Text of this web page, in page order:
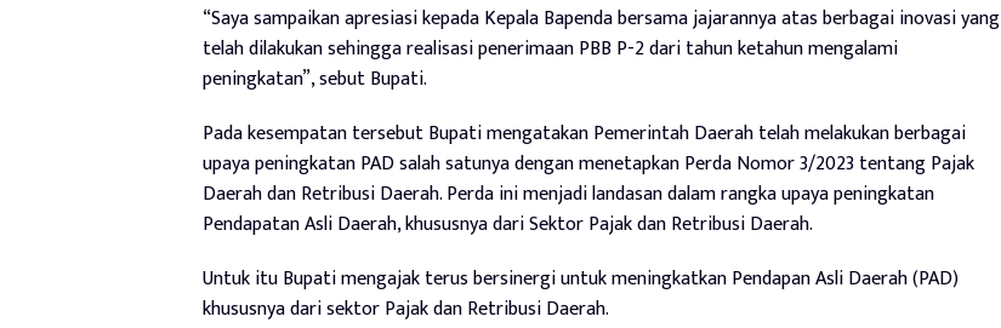
“Saya sampaikan apresiasi kepada Kepala Bapenda bersama jajarannya atas berbagai inovasi yang
telah dilakukan sehingga realisasi penerimaan PBB P-2 dari tahun ketahun mengalami
peningkatan”, sebut Bupati.
Pada kesempatan tersebut Bupati mengatakan Pemerintah Daerah telah melakukan berbagai
upaya peningkatan PAD salah satunya dengan menetapkan Perda Nomor 3/2023 tentang Pajak
Daerah dan Retribusi Daerah. Perda ini menjadi landasan dalam rangka upaya peningkatan
Pendapatan Asli Daerah, khususnya dari Sektor Pajak dan Retribusi Daerah.
Untuk itu Bupati mengajak terus bersinergi untuk meningkatkan Pendapan Asli Daerah (PAD)
khususnya dari sektor Pajak dan Retribusi Daerah.